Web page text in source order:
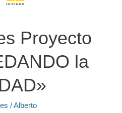
Proyecto
la
/Alberto